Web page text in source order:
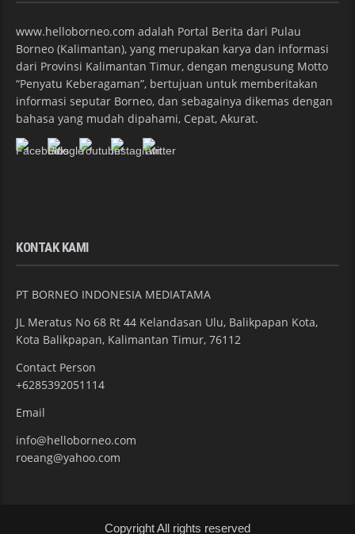
www.helloborneo.com adalah Portal Berita dari Pulau
Borneo (Kalimantan), yang merupakan karya dan informasi
dari Provinsi Kalimantan Timur, dengan mengusung Motto
“Penyatu Keberagaman”, bertujuan untuk memberitakan
informasi seputar Borneo, dan sebagainya dikemas dengan
bahasa yang mudah dipahami, Cepat, Akurat.
KONTAK KAMI
PT BORNEO INDONESIA MEDIATAMA
JL Meratus No 68 Rt 44 Kelandasan Ulu, Balikpapan Kota,
Kota Balikpapan, Kalimantan Timur, 76112
Contact Person
+6285392051114
Email
info@helloborneo.com
roeang@yahoo.com
Copyright All rights reserved